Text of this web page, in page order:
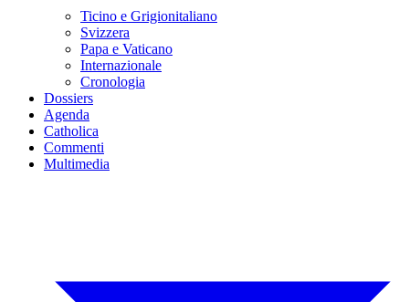
Ticino e Grigionitaliano
Svizzera
Papa e Vaticano
Internazionale
Cronologia
Dossiers
Agenda
Catholica
Commenti
Multimedia